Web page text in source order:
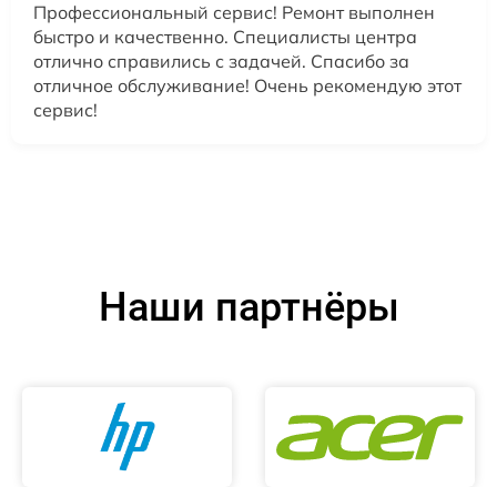
Профессиональный сервис! Ремонт выполнен
быстро и качественно. Специалисты центра
отлично справились с задачей. Спасибо за
отличное обслуживание! Очень рекомендую этот
сервис!
Наши партнёры